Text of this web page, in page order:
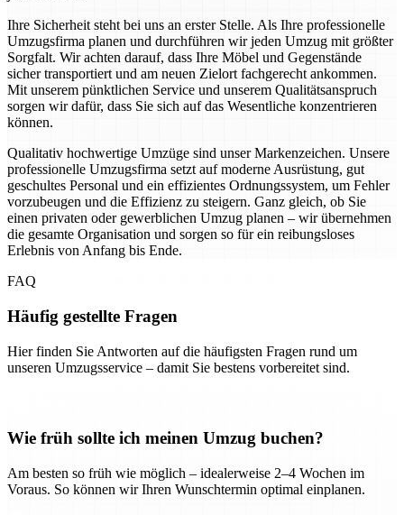
Ihre Sicherheit steht bei uns an erster Stelle. Als Ihre professionelle
Umzugsfirma planen und durchführen wir jeden Umzug mit größter
Sorgfalt. Wir achten darauf, dass Ihre Möbel und Gegenstände
sicher transportiert und am neuen Zielort fachgerecht ankommen.
Mit unserem pünktlichen Service und unserem Qualitätsanspruch
sorgen wir dafür, dass Sie sich auf das Wesentliche konzentrieren
können.
Qualitativ hochwertige Umzüge sind unser Markenzeichen. Unsere
professionelle Umzugsfirma setzt auf moderne Ausrüstung, gut
geschultes Personal und ein effizientes Ordnungssystem, um Fehler
vorzubeugen und die Effizienz zu steigern. Ganz gleich, ob Sie
einen privaten oder gewerblichen Umzug planen – wir übernehmen
die gesamte Organisation und sorgen so für ein reibungsloses
Erlebnis von Anfang bis Ende.
FAQ
Häufig gestellte Fragen
Hier finden Sie Antworten auf die häufigsten Fragen rund um
unseren Umzugsservice – damit Sie bestens vorbereitet sind.
Wie früh sollte ich meinen Umzug buchen?
Am besten so früh wie möglich – idealerweise 2–4 Wochen im
Voraus. So können wir Ihren Wunschtermin optimal einplanen.